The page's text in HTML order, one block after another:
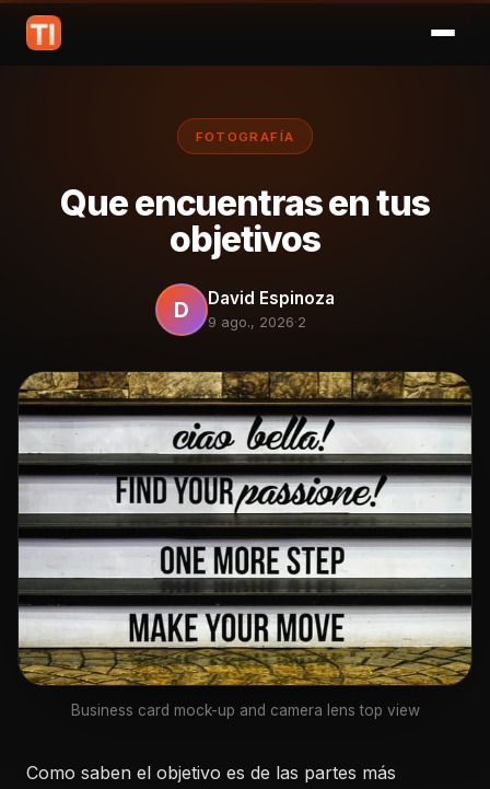
FOTOGRAFÍA
Que encuentras en tus
objetivos
D David Espinoza
9 ago., 2026·2
Business card mock-up and camera lens top view
Como saben el objetivo es de las partes más